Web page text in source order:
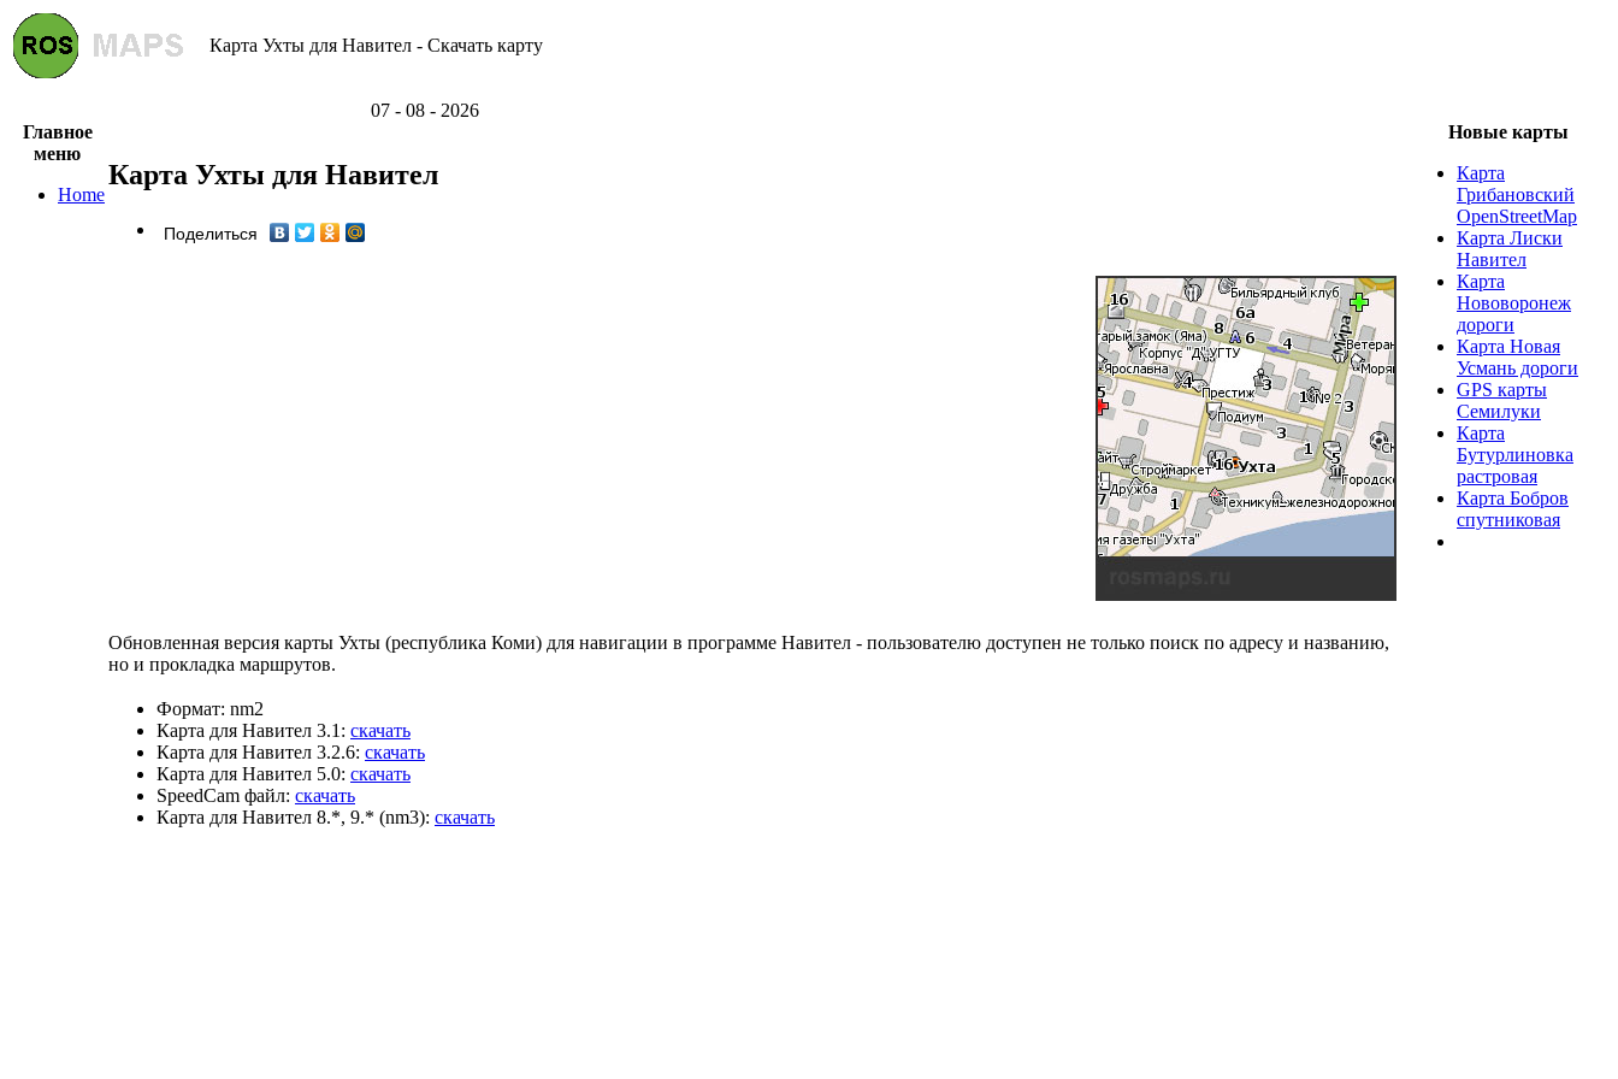
Карта Ухты для Навител - Скачать карту
07 - 08 - 2026
Главное
меню
Home
Карта Ухты для Навител
Поделиться
Обновленная версия карты Ухты (республика Коми) для навигации в программе Навител - пользователю доступен не только поиск по адресу и названию,
но и прокладка маршрутов.
Формат: nm2
Карта для Навител 3.1: скачать
Карта для Навител 3.2.6: скачать
Карта для Навител 5.0: скачать
SpeedCam файл: скачать
Карта для Навител 8.*, 9.* (nm3): скачать
Новые карты
Карта
Грибановский
OpenStreetMap
Карта Лиски
Навител
Карта
Нововоронеж
дороги
Карта Новая
Усмань дороги
GPS карты
Семилуки
Карта
Бутурлиновка
растровая
Карта Бобров
спутниковая